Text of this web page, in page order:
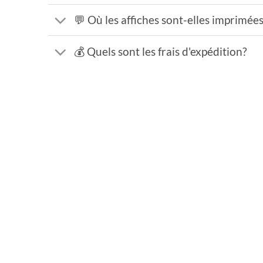
💬 Où les affiches sont-elles
💰 Quels sont les frais d'expédition?